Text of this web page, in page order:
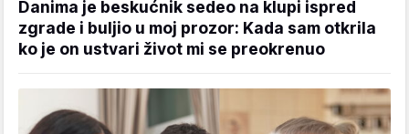
Danima je beskućnik sedeo na klupi ispred
zgrade i buljio u moj prozor: Kada sam otkrila
ko je on ustvari život mi se preokrenuo